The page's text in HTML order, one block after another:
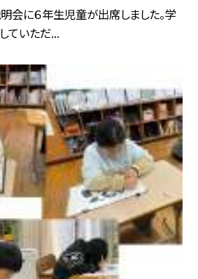
会に６年生児童が出席しました。学
ていただ...